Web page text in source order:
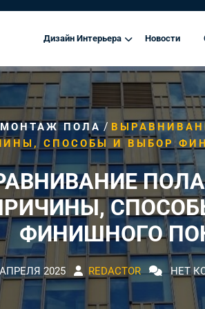
Дизайн Интерьера Новости
МОНТАЖ ПОЛА/
СПОСОБЫ И ВЫБОР
ФИНИШНОГО
2025 REDACTOR НЕТ